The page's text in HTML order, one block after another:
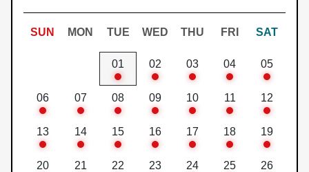
SUN MON TUE WED THU FRI SAT
01 02 03 04 05
06 07 08 09 10 11 12
13 14 15 16 17 18 19
20 21 22 23 24 25 26